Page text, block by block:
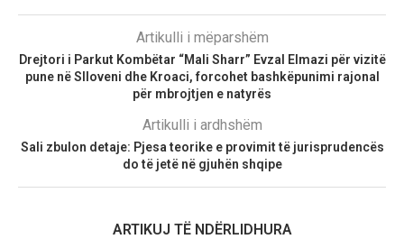
Artikulli i mëparshëm
Drejtori i Parkut Kombëtar “Mali Sharr” Evzal Elmazi për vizitë
pune në Slloveni dhe Kroaci, forcohet bashkëpunimi rajonal
për mbrojtjen e natyrës
Artikulli i ardhshëm
Sali zbulon detaje: Pjesa teorike e provimit të jurisprudencës
do të jetë në gjuhën shqipe
ARTIKUJ TË NDËRLIDHURA